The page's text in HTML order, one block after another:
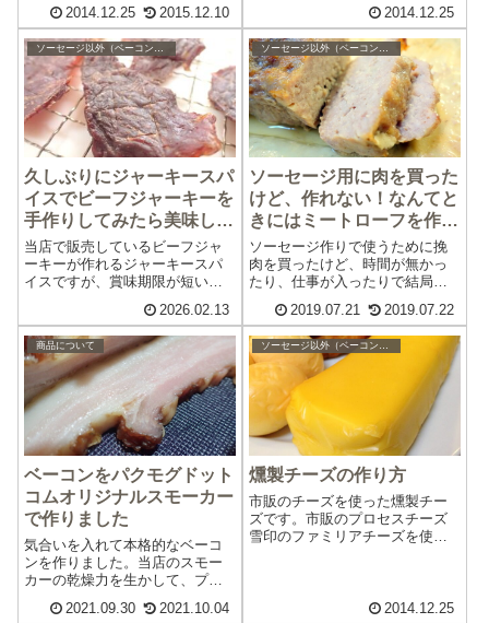
（少しずつアップしていきま
す。リンクが無いのはまだ記事
ができていいません。）こちら
は一の重 鳥のササミの燻製 燻製
チーズ ベーコ...
2014.12.25 2015.12.10
のは体力的にもコスト（燃料や
電気代）的にもつらい(>_
2014.12.25
久しぶりにジャーキースパ
イスでビーフジャーキーを
手作りしてみたら美味しく
てもっと作ればよかったと
後悔
当店で販売しているビーフジャ
ーキーが作れるジャーキースパ
イスですが、賞味期限が短いこ
ません。久しぶりに入荷したの
で、作ってみることにしまし
た。作り方は簡単で、ジャーキ
ースパイスに塩と水を加え、薄
切り牛肉に塗り数時...
2026.02.13
ソーセージ用に肉を買った
けど、作れない！なんてと
きにはミートローフを作ろ
う
ソーセージ作りで使うために挽
肉を買ったけど、時間が無かっ
たり、仕事が入ったりで結局作
んてことはありませんか？私は
結構あるんです。買ってしまっ
た挽肉をどうしよう？の時にミ
ートローフにしたら手軽で美味
しかったので紹介...
2019.07.21 2019.07.22
商品について
ベーコンをパクモグドット
コムオリジナルスモーカー
で作りました
気合いを入れて本格的なベーコ
ンを作りました。当店のスモー
カーの乾燥力を生かして、プロ
す。まずは、レシピです。豚バ
2021.09.30 2021.10.04
ソーセージ以外（ベーコンやハムなど）の作り方やレシピ
燻製チーズの作り方
市販のチーズを使った燻製チー
ズです。市販のプロセスチーズ
雪印のファミリアチーズを使用
るとOKになります(*^_^*)）網に
2014.12.25